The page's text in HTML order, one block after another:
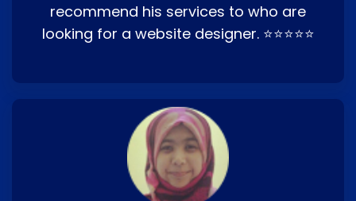
recommend his services to who are
looking for a website designer. ⭐⭐⭐⭐⭐